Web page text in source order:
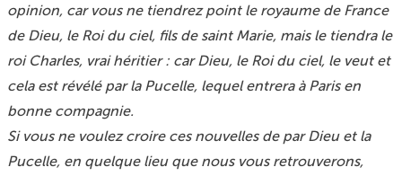
opinion, car vous ne tiendrez point le royaume de France
de Dieu, le Roi du ciel, fils de saint Marie, mais le tiendra le
roi Charles, vrai héritier : car Dieu, le Roi du ciel, le veut et
cela est révélé par la Pucelle, lequel entrera à Paris en
bonne compagnie.
Si vous ne voulez croire ces nouvelles de par Dieu et la
Pucelle, en quelque lieu que nous vous retrouverons,